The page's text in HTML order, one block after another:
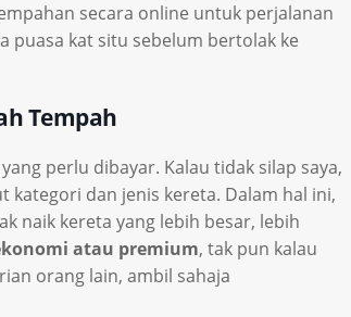
secara online untuk perjalanan
puasa kat situ sebelum bertolak ke
Tempah
perlu dibayar. Kalau tidak silap saya,
kategori dan jenis kereta. Dalam hal ini,
naik kereta yang lebih besar, lebih
atau premium, tak pun kalau
orang lain, ambil sahaja